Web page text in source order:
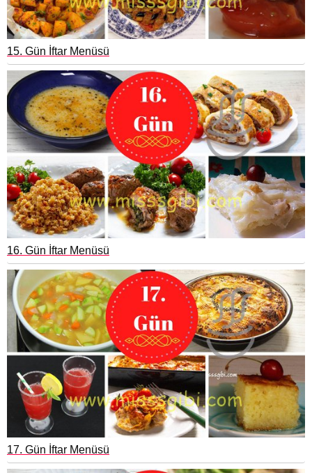
15. Gün İftar Menüsü
16. Gün İftar Menüsü
17. Gün İftar Menüsü